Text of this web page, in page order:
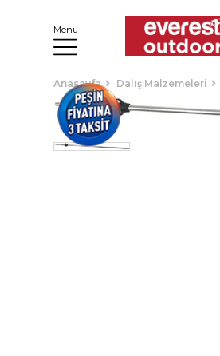
Menu
Anasayfa Dalış Malzemeleri